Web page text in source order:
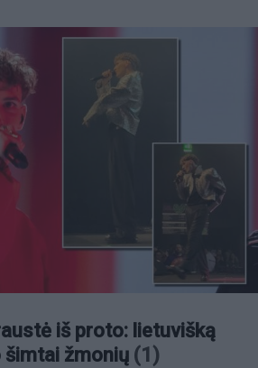
iš proto: lietuvišką
šimtai žmonių (1)